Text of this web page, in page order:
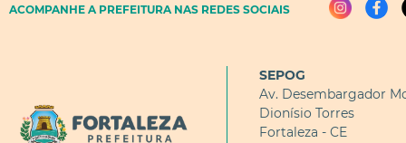
ACOMPANHE A PREFEITURA NAS REDES SOCIAIS
SEPOG
Av. Desembargador
Dionísio Torres
Fortaleza - CE